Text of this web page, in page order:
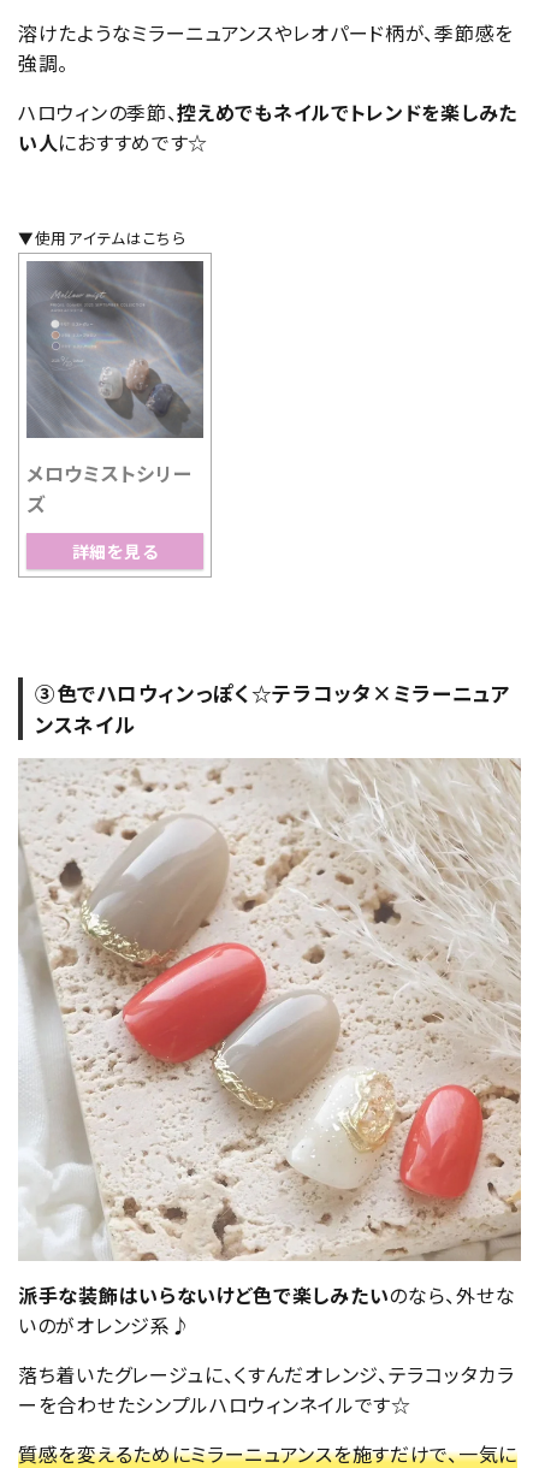
溶けたようなミラーニュアンスやレオパード柄が、季節感を
強調。
ハロウィンの季節、控えめでもネイルでトレンドを楽しみた
い人におすすめです☆
▼使用アイテムはこちら
メロウミストシリー
ズ
詳細を見る
③色でハロウィンっぽく☆テラコッタ×ミラーニュア
ンスネイル
派手な装飾はいらないけど色で楽しみたいのなら、外せな
いのがオレンジ系♪
落ち着いたグレージュに、くすんだオレンジ、テラコッタカラ
ーを合わせたシンプルハロウィンネイルです☆
質感を変えるためにミラーニュアンスを施すだけで、一気に